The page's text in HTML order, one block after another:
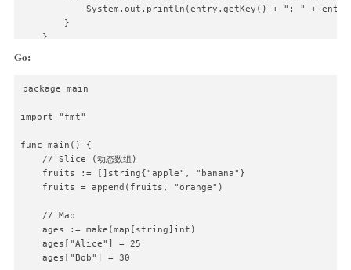
System.out.println(entry.getKey() + ": " +
        }
    }
Go:
package main
import "fmt"
func main() {
    // Slice (动态数组)
    fruits := []string{"apple", "banana"}
    fruits = append(fruits, "orange")
    // Map
    ages := make(map[string]int)
    ages["Alice"] = 25
    ages["Bob"] = 30